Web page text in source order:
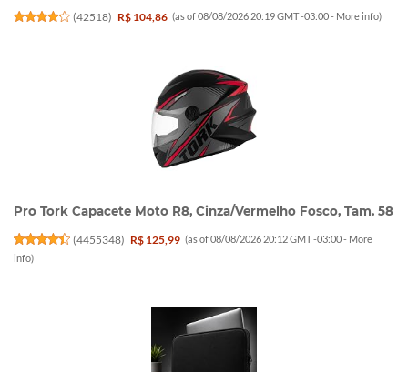
(42518) R$ 104,86 (as of 08/08/2026 20:19 GMT -03:00 - More info)
Pro Tork Capacete Moto R8, Cinza/Vermelho Fosco, Tam. 58
(4455348) R$ 125,99 (as of 08/08/2026 20:12 GMT -03:00 - More
info)